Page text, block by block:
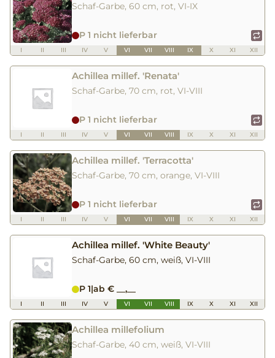
Schaf-Garbe, 60 cm, rot, VI-IX
P 1 nicht lieferbar
I II III IV V VI VII VIII IX X XI XII
Achillea millef. 'Renata'
Schaf-Garbe, 70 cm, rot, VI-VIII
P 1 nicht lieferbar
I II III IV V VI VII VIII IX X XI XII
Achillea millef. 'Terracotta'
Schaf-Garbe, 70 cm, orange, VI-VIII
P 1 nicht lieferbar
I II III IV V VI VII VIII IX X XI XII
Achillea millef. 'White Beauty'
Schaf-Garbe, 60 cm, weiß, VI-VIII
P 1|ab € __,__
I II III IV V VI VII VIII IX X XI XII
Achillea millefolium
Schaf-Garbe, 40 cm, weiß, VI-VIII